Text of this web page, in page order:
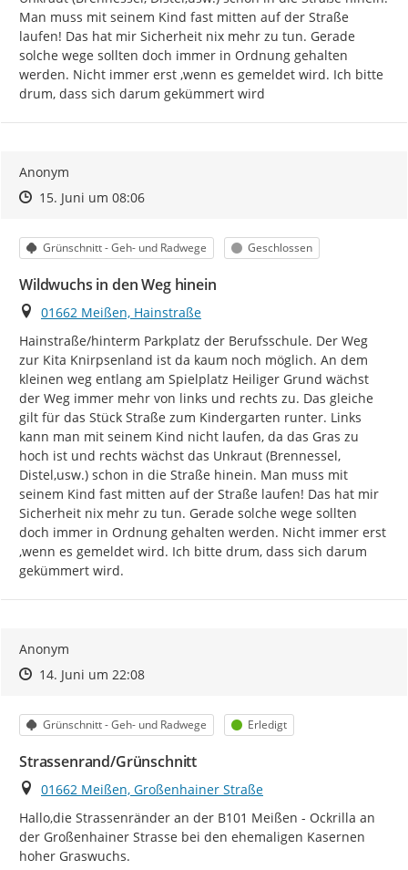
Man muss mit seinem Kind fast mitten auf der Straße
laufen! Das hat mir Sicherheit nix mehr zu tun. Gerade
solche wege sollten doch immer in Ordnung gehalten
werden. Nicht immer erst ,wenn es gemeldet wird. Ich bitte
drum, dass sich darum gekümmert wird
Anonym
Zeitpunkt des Erstellens
Zeitpunkt des Erstellens
15. Juni um 08:06Zur Äußerung
Kategorie
Grünschnitt - Geh- und Radwege Status
Geschlossen
Wildwuchs in den Weg hinein
Ort
01662 Meißen, Hainstraße
Hainstraße/hinterm Parkplatz der Berufsschule. Der Weg
zur Kita Knirpsenland ist da kaum noch möglich. An dem
kleinen weg entlang am Spielplatz Heiliger Grund wächst
der Weg immer mehr von links und rechts zu. Das gleiche
gilt für das Stück Straße zum Kindergarten runter. Links
kann man mit seinem Kind nicht laufen, da das Gras zu
hoch ist und rechts wächst das Unkraut (Brennessel,
Distel,usw.) schon in die Straße hinein. Man muss mit
seinem Kind fast mitten auf der Straße laufen! Das hat mir
Sicherheit nix mehr zu tun. Gerade solche wege sollten
doch immer in Ordnung gehalten werden. Nicht immer erst
,wenn es gemeldet wird. Ich bitte drum, dass sich darum
gekümmert wird.
Anonym
Zeitpunkt des Erstellens
Zeitpunkt des Erstellens
14. Juni um 22:08Zur Äußerung
Kategorie
Grünschnitt - Geh- und Radwege Status
Erledigt
Strassenrand/Grünschnitt
Ort
01662 Meißen, Großenhainer Straße
Hallo,die Strassenränder an der B101 Meißen - Ockrilla an
der Großenhainer Strasse bei den ehemaligen Kasernen
hoher Graswuchs.